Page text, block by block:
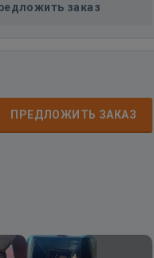
заказ
ПРЕДЛОЖИТЬ ЗАКАЗ